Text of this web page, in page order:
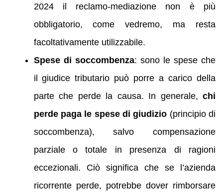
2024 il reclamo-mediazione non è più
obbligatorio, come vedremo, ma resta
facoltativamente utilizzabile.
Spese di soccombenza: sono le spese che
il giudice tributario può porre a carico della
parte che perde la causa. In generale, chi
perde paga le spese di giudizio (principio di
soccombenza), salvo compensazione
parziale o totale in presenza di ragioni
eccezionali. Ciò significa che se l’azienda
ricorrente perde, potrebbe dover rimborsare